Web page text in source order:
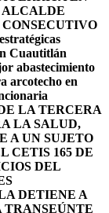
ALCALDE
Cuautitlán
abastecimiento
arcotecho en
LA TERCERA
LA SALUD,
A UN SUJETO
CETIS 165 DE
DEL
DETIENE A
TRANSEÚNTE